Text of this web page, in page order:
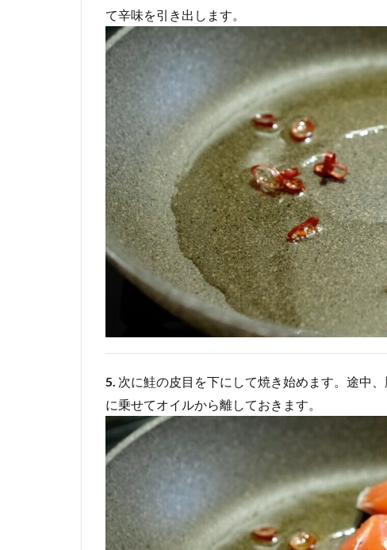
て辛味を引き出します。
5. 次に鮭の皮目を下にして焼き始めます。途中
に乗せてオイルから離しておきます。